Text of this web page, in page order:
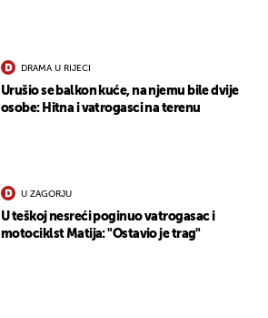
DRAMA U RIJECI
Urušio se balkon kuće, na njemu bile dvije
osobe: Hitna i vatrogasci na terenu
U ZAGORJU
U teškoj nesreći poginuo vatrogasac i
motociklst Matija: "Ostavio je trag"